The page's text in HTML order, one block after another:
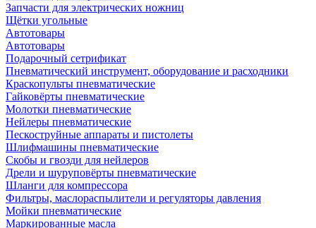
Запчасти для электрических ножниц
Щётки угольные
Автотовары
Автотовары
Подарочный сетрификат
Пневматический инструмент, оборудование и расходники
Краскопульты пневматические
Гайковёрты пневматические
Молотки пневматические
Нейлеры пневматические
Пескоструйные аппараты и пистолеты
Шлифмашины пневматические
Скобы и гвозди для нейлеров
Дрели и шуруповёрты пневматические
Шланги для компрессора
Фильтры, маслораспылители и регуляторы давления
Мойки пневматические
Маркированные масла